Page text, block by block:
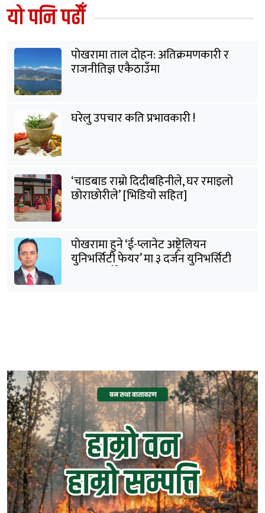
यो पनि पढौँ
पोखरामा ताल दोहन: अतिक्रमणकारी र
राजनीतिज्ञ एकैठाउँमा
घरेलु उपचार कति प्रभावकारी !
‘चाडबाड राम्राे दिदीबहिनीले, घर रमाइलो
छोराछाेरीले’ [भिडियो सहित]
पोखरामा हुने ‘ई-प्लानेट अष्ट्रेलियन
युनिभर्सिटी फेयर’ मा ३ दर्जन युनिभर्सिटी
सहभागी हुँदैछन् : शर्मा